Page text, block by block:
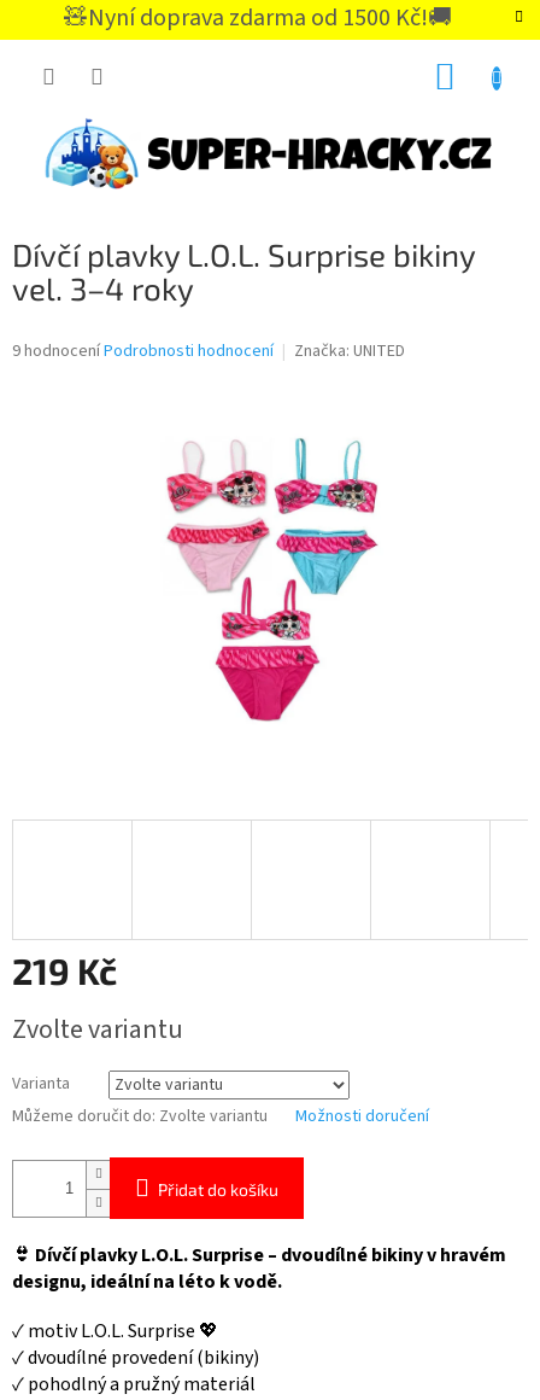
🧸Nyní doprava zdarma od 1500 Kč!🚚
CZK
Dívčí plavky L.O.L. Surprise bikiny
vel. 3–4 roky
Průměrné
9 hodnoceníPodrobnosti hodnocení Značka: UNITED
219 Kč
cena:
Zvolte variantu
Varianta
Můžeme doručit do: Zvolte variantu Možnosti doručení
Přidat do košíku
👙 Dívčí plavky L.O.L. Surprise – dvoudílné bikiny v hravém
designu, ideální na léto k vodě.
✓ motiv L.O.L. Surprise 💖
✓ dvoudílné provedení (bikiny)
✓ pohodlný a pružný materiál